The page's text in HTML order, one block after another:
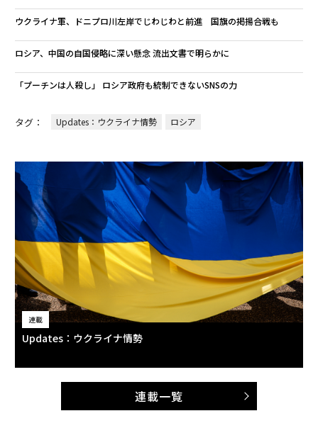
ウクライナ軍、ドニプロ川左岸でじわじわと前進 国旗の掲揚合戦も
ロシア、中国の自国侵略に深い懸念 流出文書で明らかに
「プーチンは人殺し」 ロシア政府も統制できないSNSの力
タグ： Updates：ウクライナ情勢 ロシア
連載
Updates：ウクライナ情勢
連載一覧